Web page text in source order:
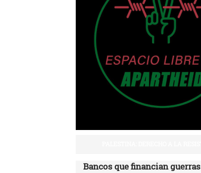
Bancos que financian guerras